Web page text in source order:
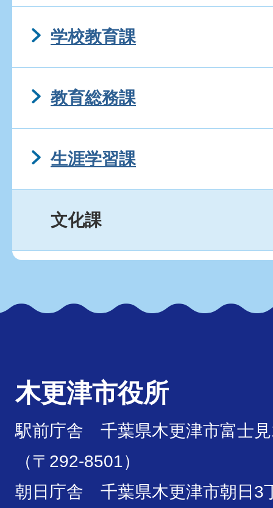
学校教育課
教育総務課
生涯学習課
文化課
木更津市役所
駅前庁舎 千葉県木更津市富士
（〒292-8501）
朝日庁舎 千葉県木更津市朝日3